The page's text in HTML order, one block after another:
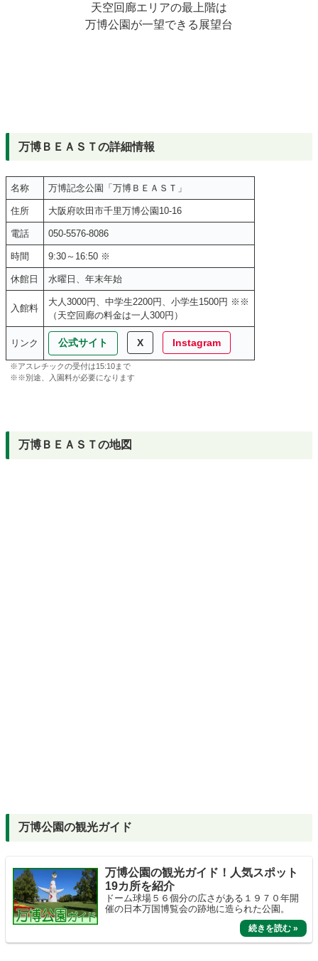
天空回廊エリアの最上階は
万博公園が一望できる展望台
万博ＢＥＡＳＴの詳細情報
名称 万博記念公園「万博ＢＥＡＳＴ」
住所 大阪府吹田市千里万博公園10-16
電話 050-5576-8086
時間 9:30～16:50 ※
休館日 水曜日、年末年始
入館料
大人3000円、中学生2200円、小学生1500円 ※※
（天空回廊の料金は一人300円）
リンク 公式サイト X Instagram
※アスレチックの受付は15:10まで
※※別途、入園料が必要になります
万博ＢＥＡＳＴの地図
万博公園の観光ガイド
万博公園の観光ガイド！人気スポット
19カ所を紹介
ドーム球場５６個分の広さがある１９７０年開
催の日本万国博覧会の跡地に造られた公園。